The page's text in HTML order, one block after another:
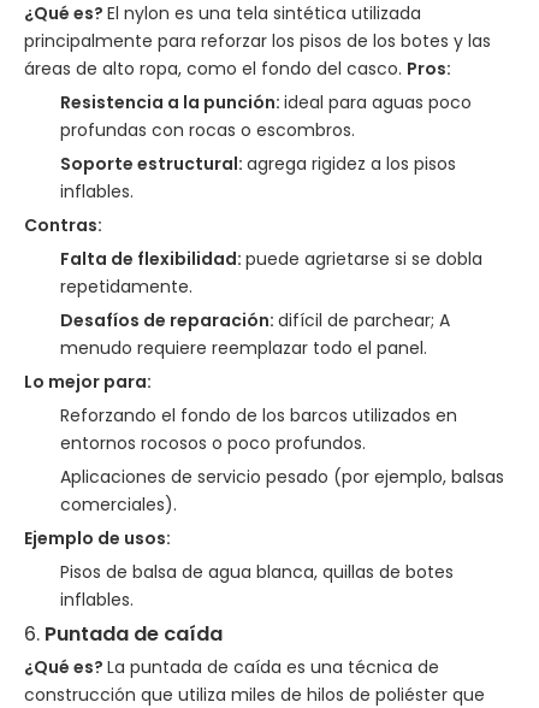
¿Qué es? El nylon es una tela sintética utilizada
principalmente para reforzar los pisos de los botes y las
áreas de alto ropa, como el fondo del casco. Pros:
Resistencia a la punción: ideal para aguas poco
profundas con rocas o escombros.
Soporte estructural: agrega rigidez a los pisos
inflables.
Contras:
Falta de flexibilidad: puede agrietarse si se dobla
repetidamente.
Desafíos de reparación: difícil de parchear; A
menudo requiere reemplazar todo el panel.
Lo mejor para:
Reforzando el fondo de los barcos utilizados en
entornos rocosos o poco profundos.
Aplicaciones de servicio pesado (por ejemplo, balsas
comerciales).
Ejemplo de usos:
Pisos de balsa de agua blanca, quillas de botes
inflables.
6. Puntada de caída
¿Qué es? La puntada de caída es una técnica de
construcción que utiliza miles de hilos de poliéster que